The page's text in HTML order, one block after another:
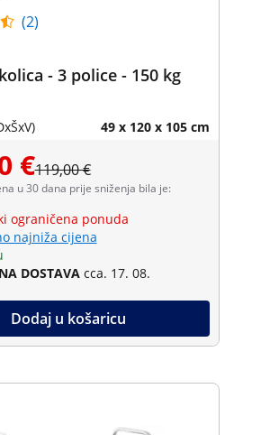
(2)
- 3 police - 150 kg
49 x 120 x 105 cm
€119,00 €
u 30 dana prije sniženja bila je:
ograničena ponuda
najniža cijena
DOSTAVA cca. 17. 08.
Dodaj u košaricu